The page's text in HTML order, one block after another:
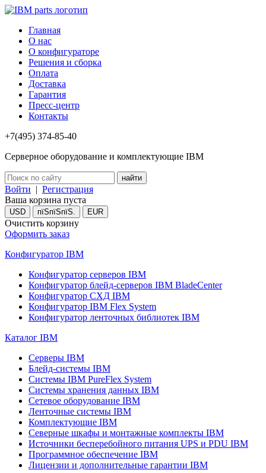
Главная
О нас
О конфигураторе
Решения и сборка
Оплата
Доставка
Гарантия
Пресс-центр
Контакты
+7(495) 374-85-40
Серверное оборудование и комплектующие IBM
Войти | Регистрация
Ваша корзина пуста
USD пїЅпїЅпїЅ. EUR
Очистить корзину
Оформить заказ
Конфигуратор IBM
Конфигуратор серверов IBM
Конфигуратор блейд-серверов IBM BladeCenter
Конфигуратор СХД IBM
Конфигуратор IBM Flex System
Конфигуратор ленточных библиотек IBM
Каталог IBM
Серверы IBM
Блейд-системы IBM
Системы IBM PureFlex System
Системы хранения данных IBM
Сетевое оборудование IBM
Ленточные системы IBM
Комплектующие IBM
Северные шкафы и монтажные комплекты IBM
Источники бесперебойного питания UPS и PDU IBM
Программное обеспечение IBM
Лицензии и дополнительные гарантии IBM